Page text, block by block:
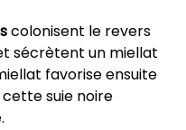
colonisent le revers
sécrètent un miellat
favorise ensuite
suie noire